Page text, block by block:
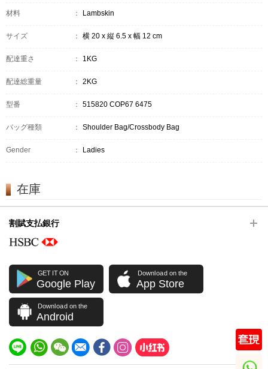
材料 ： Lambskin
サイズ ： 横 20 x 縦 6.5 x 幅 12 cm
配達重さ ： 1KG
配達総重量 ： 2KG
型番 ： 515820 COP67 6475
バッグ種類 ： Shoulder Bag/Crossbody Bag
Gender ： Ladies
在庫
割賦支払銀行
GET IT ON
Google Play
Download on the
App Store
Download on the
Android